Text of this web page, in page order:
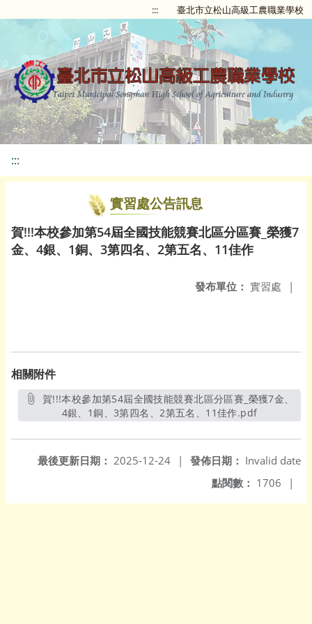
::: 臺北市立松山高級工農職業學校
:::
實習處公告訊息
賀!!!本校參加第54屆全國技能競賽北區分區賽_榮獲7
金、4銀、1銅、3第四名、2第五名、11佳作
發布單位： 實習處 |
相關附件
4銀、1銅、3第四名、2第五名、11佳作.pdf另開新視窗
發佈日期： Invalid date
最後更新日期： 2025-12-24
|
點閱數： 1706 |